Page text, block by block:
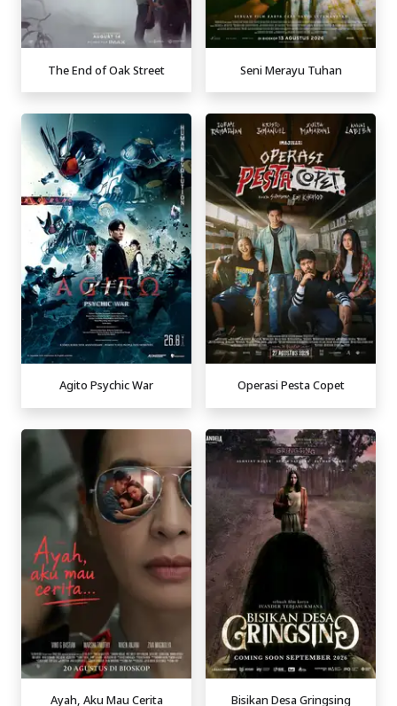
The End of Oak Street Seni Merayu Tuhan
Agito Psychic War Operasi Pesta Copet
Ayah, Aku Mau Cerita Bisikan Desa Gringsing